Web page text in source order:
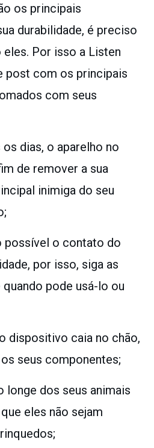
os principais
durabilidade, é preciso
Por isso a Listen
post com os principais
com seus
dias, o aparelho no
de remover a sua
inimiga do seu
possível o contato do
por isso, siga as
pode usá-lo ou
dispositivo caia no chão,
seus componentes;
longe dos seus animais
eles não sejam